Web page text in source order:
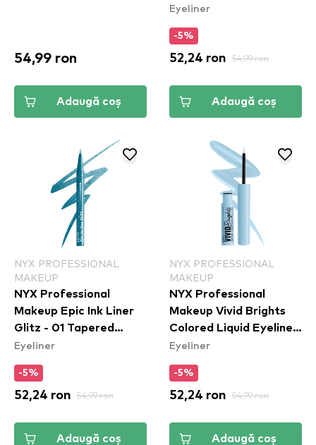
54,99 ron
Adaugă coș
- Sneaky Pink (VBLL09)
Eyeliner
-5%
52,24 ron 54,99 ron
Adaugă coș
NYX PROFESSIONAL
MAKEUP
NYX Professional
Makeup Epic Ink Liner
Glitz - 01 Tapered
Twinkle
Eyeliner
-5%
52,24 ron 54,99 ron
Adaugă coș
NYX PROFESSIONAL
MAKEUP
NYX Professional
Makeup Vivid Brights
Colored Liquid Eyeliner
- Blue Thang (VBLL06)
Eyeliner
-5%
52,24 ron 54,99 ron
Adaugă coș